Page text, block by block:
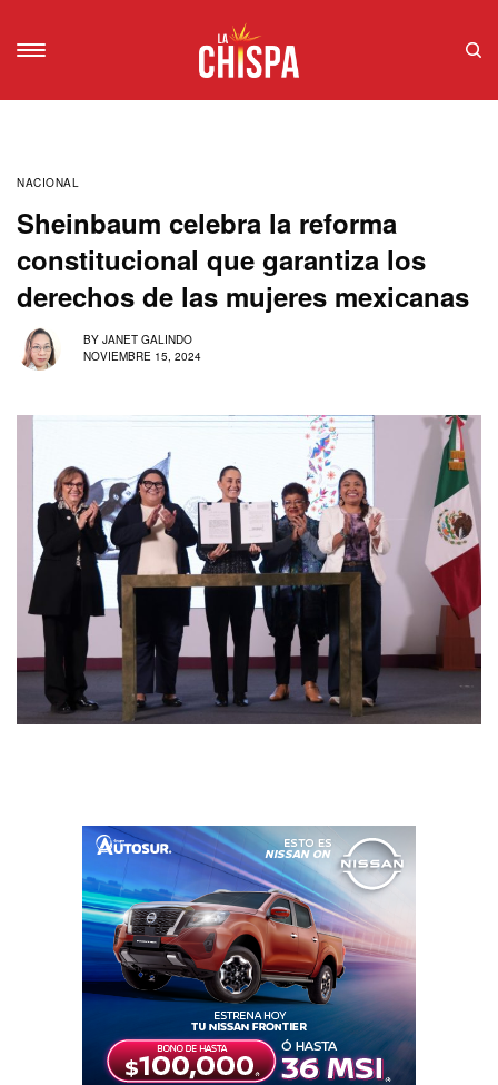
NACIONAL
Sheinbaum celebra la reforma
constitucional que garantiza los
derechos de las mujeres mexicanas
BY JANET GALINDO
NOVIEMBRE 15, 2024